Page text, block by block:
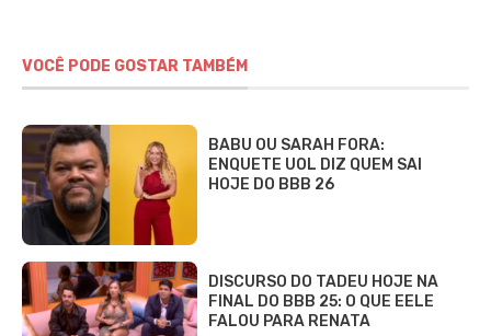
VOCÊ PODE GOSTAR TAMBÉM
BABU OU SARAH FORA:
ENQUETE UOL DIZ QUEM SAI
HOJE DO BBB 26
DISCURSO DO TADEU HOJE NA
FINAL DO BBB 25: O QUE EELE
FALOU PARA RENATA